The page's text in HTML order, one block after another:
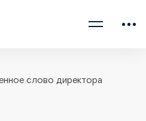
слово директора